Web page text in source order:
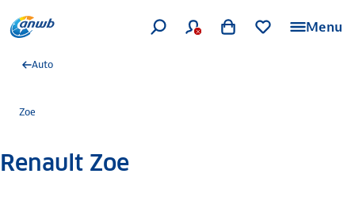
Menu
Auto
Zoe
Renault Zoe